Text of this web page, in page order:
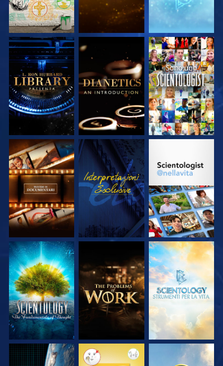
ESPLORA LE
SERIE
ESPLORA LE
SERIE
GUARDA
ESPLORA LE
SERIE
GUARDA
ESPLORA LE
ESPLORA LE
SERIE
ESPLORA LE
SERIE
ESPLORA LE
SERIE